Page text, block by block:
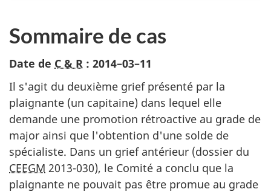
Sommaire de cas
Date de C & R : 2014–03–11
Il s'agit du deuxième grief présenté par la
plaignante (un capitaine) dans lequel elle
demande une promotion rétroactive au grade de
major ainsi que l'obtention d'une solde de
spécialiste. Dans un grief antérieur (dossier du
CEEGM 2013-030), le Comité a conclu que la
plaignante ne pouvait pas être promue au grade